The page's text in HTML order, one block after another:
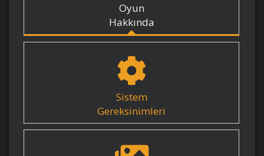
Oyun
Hakkında
Sistem
Gereksinimleri